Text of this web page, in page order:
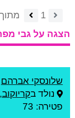
1 מתוך 2.
הצגה על גבי
שלונסקי אברהם
נולד בקריוקוב,
פטירה: 73